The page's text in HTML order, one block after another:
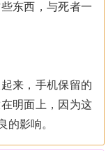
东西，与死者一
来，手机保留的
明面上，因为这
的影响。